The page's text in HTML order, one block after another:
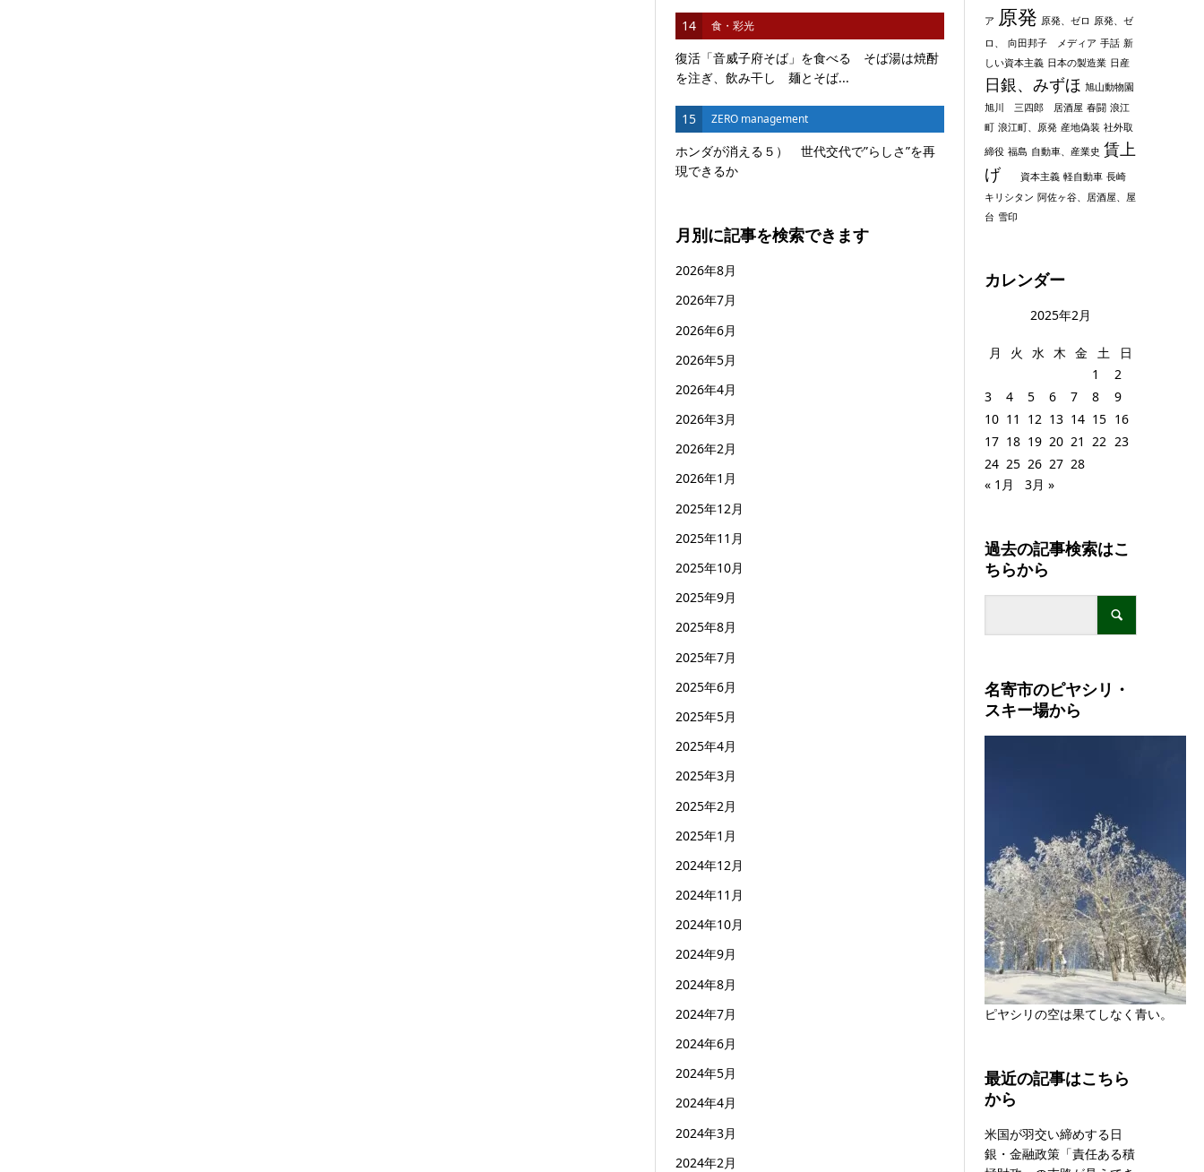
14 食・彩光
復活「音威子府そば」を食べる そば湯は焼酎
を注ぎ、飲み干し 麺とそば...
15 ZERO management
ホンダが消える５） 世代交代で”らしさ”を再
現できるか
月別に記事を検索できます
2026年8月
2026年7月
2026年6月
2026年5月
2026年4月
2026年3月
2026年2月
2026年1月
2025年12月
2025年11月
2025年10月
2025年9月
2025年8月
2025年7月
2025年6月
2025年5月
2025年4月
2025年3月
2025年2月
2025年1月
2024年12月
2024年11月
2024年10月
2024年9月
2024年8月
2024年7月
2024年6月
2024年5月
2024年4月
2024年3月
2024年2月
ア 原発 原発、ゼロ 原発、ゼ
ロ、
向田邦子 メディア 手話 新
しい資本主義 日本の製造業 日産
日銀、みずほ 旭山動物園
旭川 三四郎 居酒屋 春闘 浪江
町 浪江町、原発 産地偽装 社外取
締役 福島 自動車、産業史 賃上
げ
資本主義 軽自動車 長崎
キリシタン 阿佐ヶ谷、居酒屋、屋
台 雪印
カレンダー
2025年2月
月 火 水 木 金 土
日
1
2
3
4 5 6 7 8
9
10 11 12 13 14 15 16
17 18 19 20 21 22 23
24 25 26 27 28
« 1月
3月 »
過去の記事検索はこ
ちらから
名寄市のピヤシリ・
スキー場から
ピヤシリの空は果てしなく青い。
最近の記事はこちら
から
米国が羽交い締めする日
銀・金融政策「責任ある積